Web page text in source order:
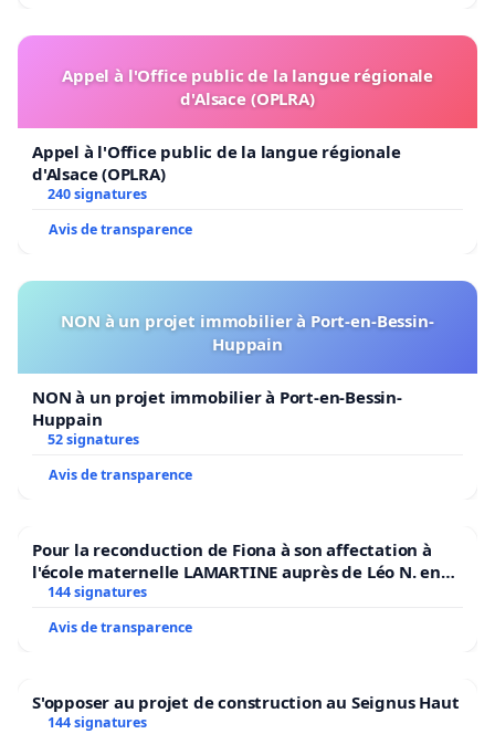
Appel à l'Office public de la langue régionale
d'Alsace (OPLRA)
Appel à l'Office public de la langue régionale
d'Alsace (OPLRA)
240 signatures
Avis de transparence
NON à un projet immobilier à Port-en-Bessin-
Huppain
NON à un projet immobilier à Port-en-Bessin-
Huppain
52 signatures
Avis de transparence
Pour la reconduction de Fiona à son affectation à
l'école maternelle LAMARTINE auprès de Léo N. en
2026/2027
144 signatures
Avis de transparence
S'opposer au projet de construction au Seignus Haut
144 signatures